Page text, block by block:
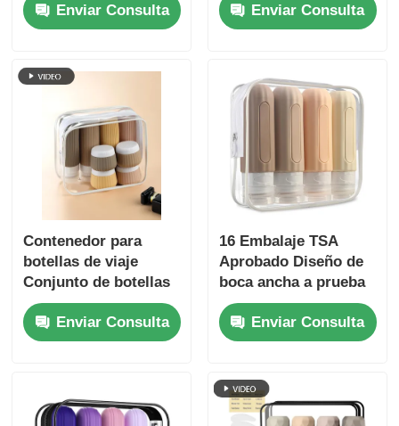
Enviar Consulta
TSA, libres de BPA
Enviar Consulta
Contenedor para
botellas de viaje
Conjunto de botellas
de silicona a prueba
de fugas de 90 ml +
frascos de silicona de
Enviar Consulta
16 Embalaje TSA
Aprobado Diseño de
boca ancha a prueba
de fugas Botella de
viaje de silicona
Conjunto con
artículos de tocador
recargables
Enviar Consulta